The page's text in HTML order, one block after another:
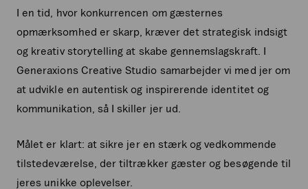
I en tid, hvor konkurrencen om gæsternes
opmærksomhed er skarp, kræver det strategisk indsigt
og kreativ storytelling at skabe gennemslagskraft. I
Generaxions Creative Studio samarbejder vi med jer om
at udvikle en autentisk og inspirerende identitet og
kommunikation, så I skiller jer ud.
Målet er klart: at sikre jer en stærk og vedkommende
tilstedeværelse, der tiltrækker gæster og besøgende til
jeres unikke oplevelser.